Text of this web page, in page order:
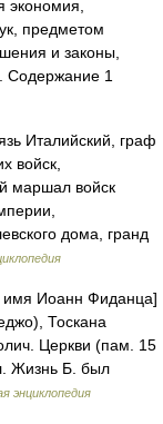
экономия,
предметом
и законы,
Содержание 1
Италийский, граф
войск,
маршал войск
дома, гранд
имя Иоанн Фиданца]
Тоскана
Церкви (пам. 15
Жизнь Б. был
энциклопедия